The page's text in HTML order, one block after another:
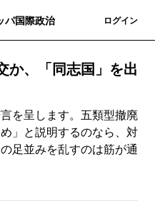
パ国際政治 ログイン
か、「同志国」を出
を呈します。五類型撤廃
」と説明するのなら、対
足並みを乱すのは筋が通